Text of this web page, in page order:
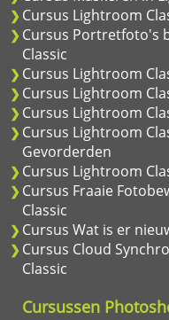
Cursus Lightroom
Cursus Portretfoto's
Classic
Cursus Lightroom
Cursus Lightroom
Cursus Lightroom
Cursus Lightroom
Gevorderden
Cursus Lightroom
Cursus Fraaie
Classic
Cursus Wat is er
Cursus Cloud
Classic
Cursussen